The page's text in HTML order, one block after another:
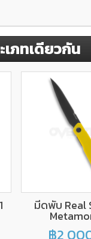
เภทเดียวกัน
มีดพับ Real